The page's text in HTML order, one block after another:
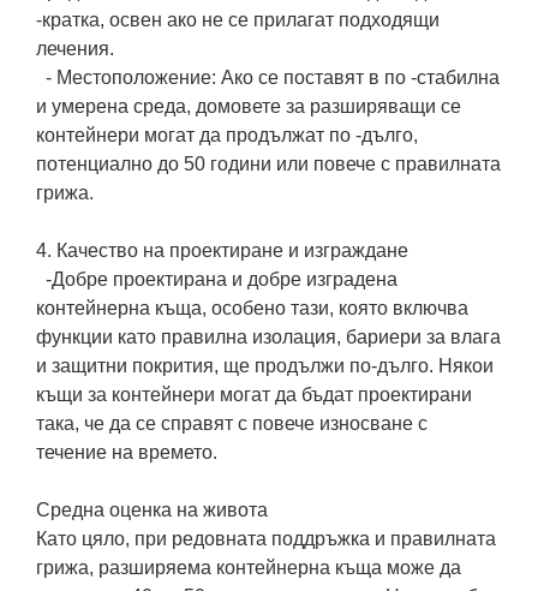
-кратка, освен ако не се прилагат подходящи
лечения.
- Местоположение: Ако се поставят в по -стабилна
и умерена среда, домовете за разширяващи се
контейнери могат да продължат по -дълго,
потенциално до 50 години или повече с правилната
грижа.
4. Качество на проектиране и изграждане
-Добре проектирана и добре изградена
контейнерна къща, особено тази, която включва
функции като правилна изолация, бариери за влага
и защитни покрития, ще продължи по-дълго. Някои
къщи за контейнери могат да бъдат проектирани
така, че да се справят с повече износване с
течение на времето.
Средна оценка на живота
Като цяло, при редовната поддръжка и правилната
грижа, разширяема контейнерна къща може да